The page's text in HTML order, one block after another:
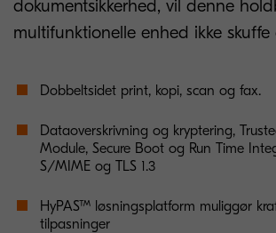
dokumentsikkerhed, vil denne
multifunktionelle enhed ikke skuffe
Dobbeltsidet print, kopi, scan og fax.
Dataoverskrivning og kryptering,
Module, Secure Boot og Run Time
S/MIME og TLS 1.3
HyPAS™ løsningsplatform muliggør
tilpasninger